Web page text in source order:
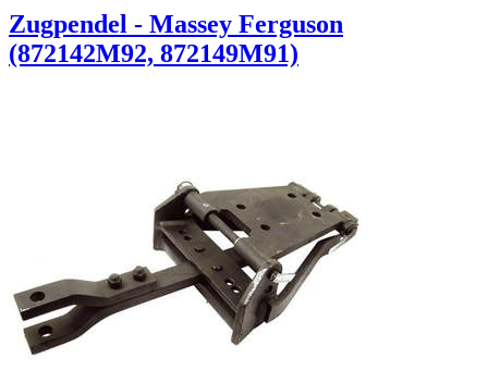
Zugpendel - Massey Ferguson
(872142M92, 872149M91)